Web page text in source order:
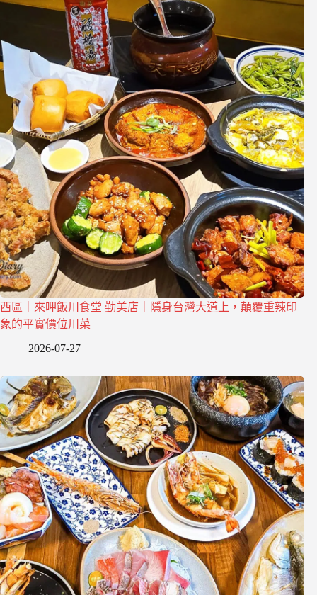
西區｜來呷飯川食堂 勤美店｜隱身台灣大道上，顛覆重辣印
象的平實價位川菜
2026-07-27